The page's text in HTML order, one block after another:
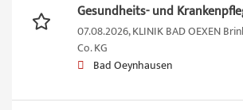
Gesundheits- und
07.08.2026,KLINIK BAD OEXEN
Co. KG
Bad Oeynhausen